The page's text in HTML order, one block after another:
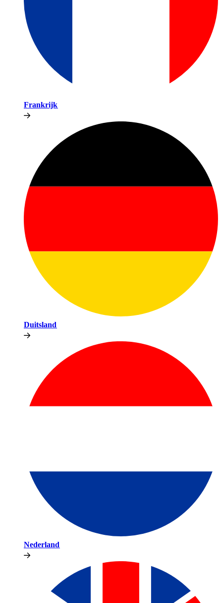
Frankrijk​​
Duitsland​​
Nederland​​